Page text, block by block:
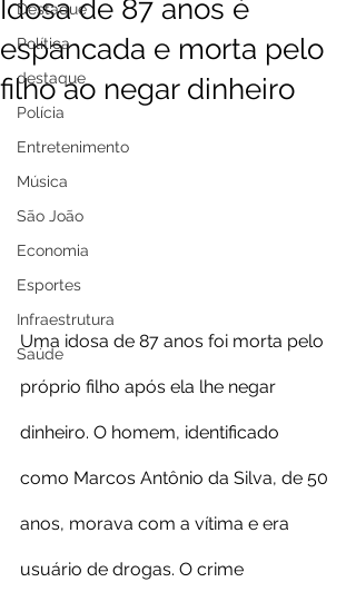
Destaque
Política
destaque
Polícia
Entretenimento
Música
São João
Economia
Esportes
Infraestrutura
Saúde
Idosa de 87 anos é
espancada e morta pelo
filho ao negar dinheiro
Uma idosa de 87 anos foi morta pelo
próprio filho após ela lhe negar
dinheiro. O homem, identificado
como Marcos Antônio da Silva, de 50
anos, morava com a vítima e era
usuário de drogas. O crime